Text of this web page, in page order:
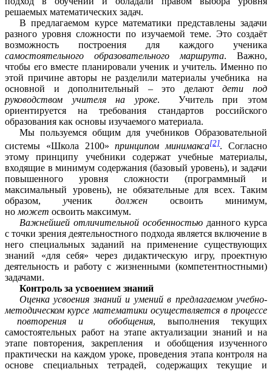
решаемых математических задач.
В предлагаемом курсе математики представлены задачи
разного уровня сложности по изучаемой теме. Это создаёт
возможность построения для каждого ученика
самостоятельного образовательного маршрута. Важно,
чтобы его вместе планировали ученик и учитель. Именно по
этой причине авторы не разделили материалы учебника на
основной и дополнительный – это делаютдети под
руководством учителя на уроке. Учитель при этом
ориентируется на требования стандартов российского
образования как основы изучаемого материала.
Мы пользуемся общим для учебников Образовательной
системы «Школа 2100»принципом минимакса[2]. Согласно
этому принципу учебники содержат учебные материалы,
входящие в минимум содержания (базовый уровень), и задачи
повышенного уровня сложности (программный и
максимальный уровень), не обязательные для всех. Таким
образом,ученик долженосвоить минимум,
но может освоить максимум.
Важнейшей отличительной особенностьюданного курса
с точки зрения деятельностного подхода является включение в
него специальных заданий на применение существующих
знаний «для себя» через дидактическую игру, проектную
деятельность и работу с жизненными (компетентностными)
задачами.
Контроль за усвоением знаний
Оценка усвоения знаний и умений в предлагаемом учебно-
методическом курсе математики осуществляется в процессе
повторения и обобщения, выполнения текущих
самостоятельных работ на этапе актуализации знаний и на
этапе повторения, закрепления и обобщения изученного
практически на каждом уроке, проведения этапа контроля на
основе специальных тетрадей, содержащих текущие и